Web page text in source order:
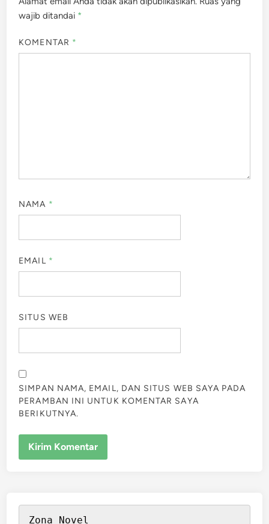
wajib ditandai *
KOMENTAR *
NAMA *
EMAIL *
SITUS WEB
SIMPAN NAMA, EMAIL, DAN SITUS WEB SAYA PADA
PERAMBAN INI UNTUK KOMENTAR SAYA
BERIKUTNYA.
Zona Novel